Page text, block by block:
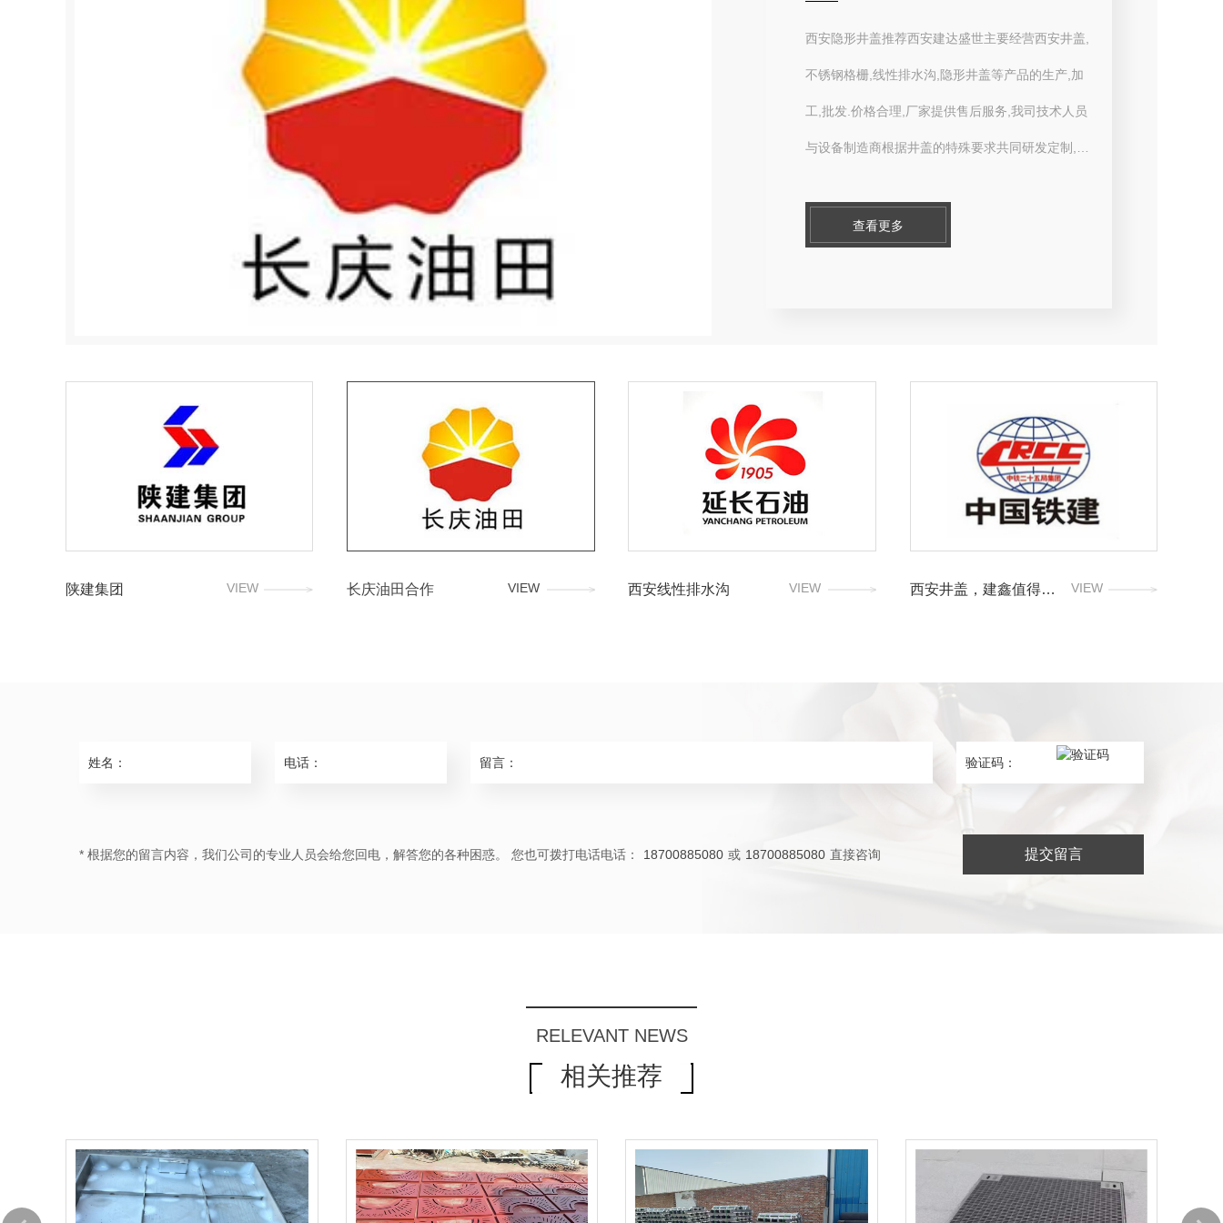
西安隐形井盖推荐西安建达盛世主要经营西安井盖,
不锈钢格栅,线性排水沟,隐形井盖等产品的生产,加
工,批发.价格合理,厂家提供售后服务,我司技术人员
与设备制造商根据井盖的特殊要求共同研发定制,生
查看更多
陕建集团 VIEW 长庆油田合作 VIEW 西安线性排水沟 VIEW 西安井盖，建鑫值得推荐！ VIEW
提交留言
* 根据您的留言内容，我们公司的专业人员会给您回电，解答您的各种困惑。 您也可拨打电话电话： 18700885080 或 18700885080 直接咨询
RELEVANT NEWS
相关推荐